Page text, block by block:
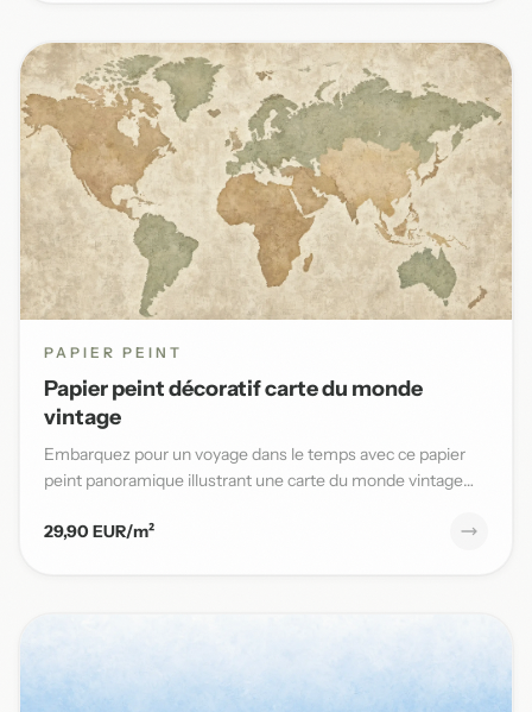
PAPIER PEINT
Papier peint décoratif carte du monde
vintage
Embarquez pour un voyage dans le temps avec ce papier
peint panoramique illustrant une carte du monde vintage
29,90 EUR/m²